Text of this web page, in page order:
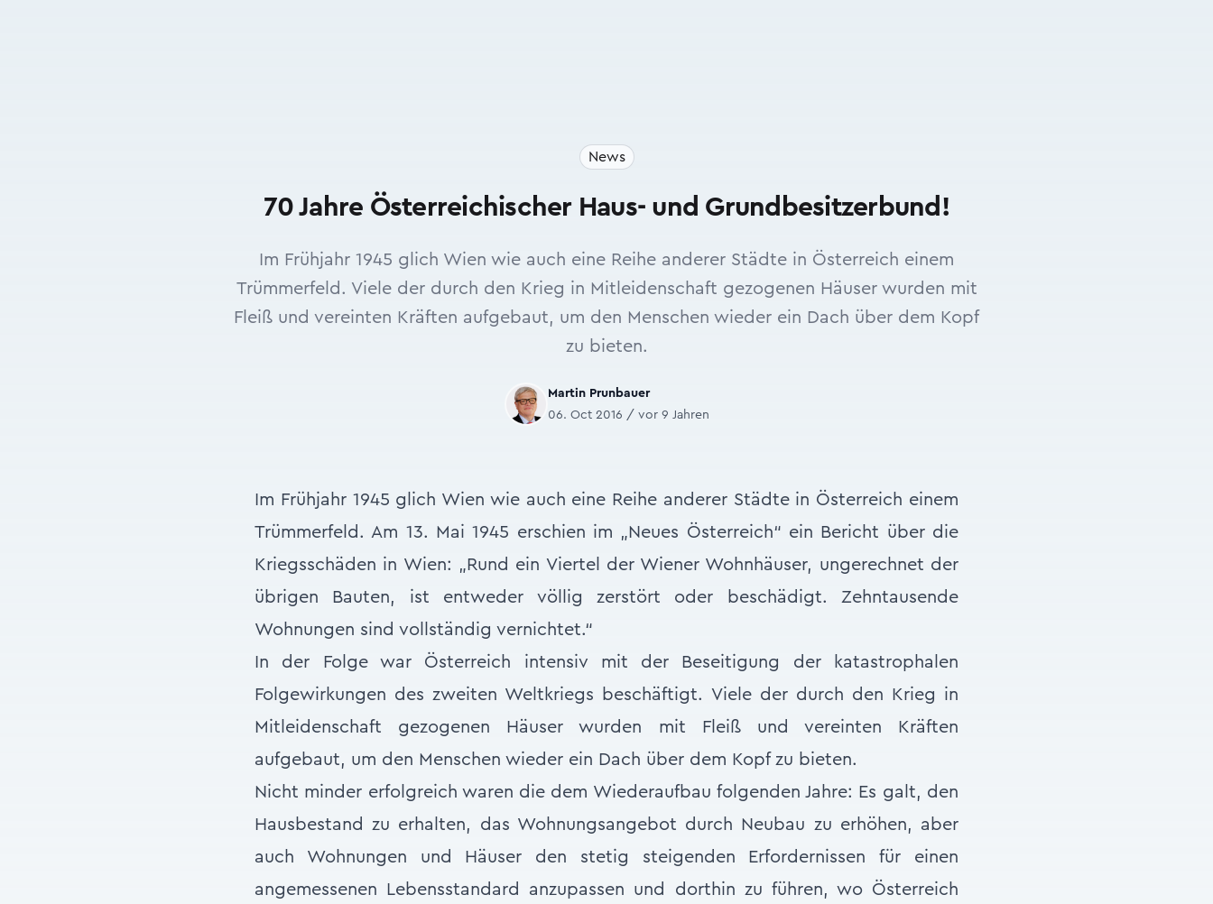
News
70 Jahre Österreichischer Haus- und Grundbesitzerbund!
Im Frühjahr 1945 glich Wien wie auch eine Reihe anderer Städte in Österreich einem
Trümmerfeld. Viele der durch den Krieg in Mitleidenschaft gezogenen Häuser wurden mit
Fleiß und vereinten Kräften aufgebaut, um den Menschen wieder ein Dach über dem Kopf
zu bieten.
Martin Prunbauer
06. Oct 2016 / vor 9 Jahren
Im Frühjahr 1945 glich Wien wie auch eine Reihe anderer Städte in Österreich einem
Trümmerfeld. Am 13. Mai 1945 erschien im „Neues Österreich“ ein Bericht über die
Kriegsschäden in Wien: „Rund ein Viertel der Wiener Wohnhäuser, ungerechnet der
übrigen Bauten, ist entweder völlig zerstört oder beschädigt. Zehntausende
Wohnungen sind vollständig vernichtet.“
In der Folge war Österreich intensiv mit der Beseitigung der katastrophalen
Folgewirkungen des zweiten Weltkriegs beschäftigt. Viele der durch den Krieg in
Mitleidenschaft gezogenen Häuser wurden mit Fleiß und vereinten Kräften
aufgebaut, um den Menschen wieder ein Dach über dem Kopf zu bieten.
Nicht minder erfolgreich waren die dem Wiederaufbau folgenden Jahre: Es galt, den
Hausbestand zu erhalten, das Wohnungsangebot durch Neubau zu erhöhen, aber
auch Wohnungen und Häuser den stetig steigenden Erfordernissen für einen
angemessenen Lebensstandard anzupassen und dorthin zu führen, wo Österreich